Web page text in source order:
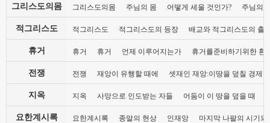
그리스도의몸 그리스도의몸 주님의 몸 어떻게 세울 것인가? 주님의
적그리스도 적그리스도 적그리스도의 등장 배교와 적그리스도의 출
휴거 휴거 휴거 언제 이루어지는가 휴거를준비하기위한 환
전쟁 전쟁 재앙이 유행할 때에 셋재인 재앙:이땅을 덮칠 경제
지옥 지옥 사망으로 인도받는 자들 어둠이 이 땅을 덮을 때
요한계시록 요한계시록 종말의 현상 인재앙 마지막 나팔의 시기와